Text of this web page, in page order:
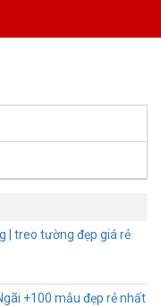
| treo tường đẹp giá rẻ
+100 mẫu đẹp rẻ nhất